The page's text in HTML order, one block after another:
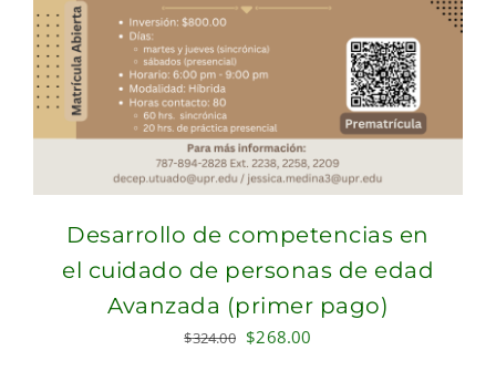
Desarrollo de competencias en
el cuidado de personas de edad
Avanzada (primer pago)
$324.00 Original
$268.00